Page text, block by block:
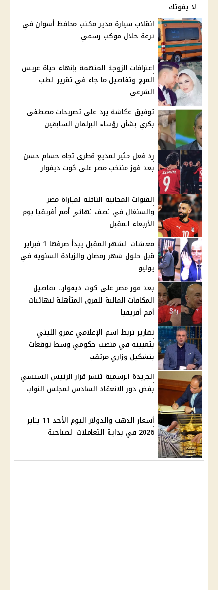
لا يفوتك
انقلاب سيارة مدير مكتب محافظ أسوان في
ترعة خلال موكب رسمي
اعترافات الزوجة المتهمة بإنهاء حياة عريس
المرج وتفاصيل ما جاء في تقرير الطب
الشرعي
توفيق عكاشة يرد على تصريحات مصطفى
بكري بشأن رؤساء البرلمان السابقين
رد فعل مثير لمذيع قطري تجاه حسام حسن
بعد فوز منتخب مصر على كوت ديفوار
القنوات المجانية الناقلة لمباراة مصر
والسنغال في نصف نهائي أمم أفريقيا يوم
الأربعاء المقبل
معاشات الشهر المقبل يبدأ صرفها 1 فبراير
قبل حلول شهر رمضان والزيادة السنوية في
يوليو
بعد فوز مصر على كوت ديفوار.. تفاصيل
المكافآت المالية للفرق المتأهلة لنهائيات
أمم أفريفيا
تقارير تربط اسم الإعلامي عمرو الليثي
بتعيينه في منصب حكومي وسط توقعات
بتشكيل وزاري مرتقب
الجريدة الرسمية تنشر قرار الرئيس السيسي
بفض دور الانعقاد السادس لمجلس النواب
أسعار الذهب والدولار اليوم الأحد 11 يناير
2026 في بداية التعاملات الصباحية